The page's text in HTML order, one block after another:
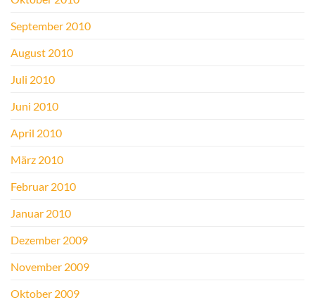
September 2010
August 2010
Juli 2010
Juni 2010
April 2010
März 2010
Februar 2010
Januar 2010
Dezember 2009
November 2009
Oktober 2009